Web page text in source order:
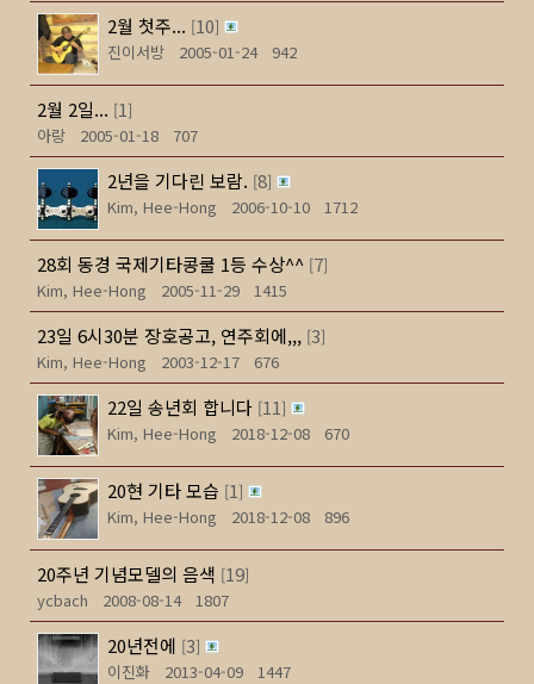
2월 첫주... [10]
진이서방
2005-01-24 942
2월 2일... [1]
아랑
2005-01-18 707
2년을 기다린 보람. [8]
Kim, Hee-Hong
2006-10-10 1712
28회 동경 국제기타콩쿨 1등 수상^^ [7]
Kim, Hee-Hong
2005-11-29 1415
23일 6시30분 장호공고, 연주회에,,, [3]
Kim, Hee-Hong
2003-12-17 676
22일 송년회 합니다 [11]
Kim, Hee-Hong
2018-12-08 670
20현 기타 모습 [1]
Kim, Hee-Hong
2018-12-08 896
20주년 기념모델의 음색 [19]
ycbach
2008-08-14 1807
20년전에 [3]
이진화
2013-04-09 1447